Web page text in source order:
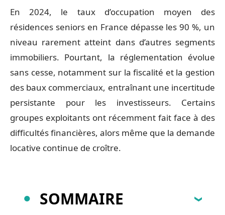
En 2024, le taux d’occupation moyen des
résidences seniors en France dépasse les 90 %, un
niveau rarement atteint dans d’autres segments
immobiliers. Pourtant, la réglementation évolue
sans cesse, notamment sur la fiscalité et la gestion
des baux commerciaux, entraînant une incertitude
persistante pour les investisseurs. Certains
groupes exploitants ont récemment fait face à des
difficultés financières, alors même que la demande
locative continue de croître.
SOMMAIRE